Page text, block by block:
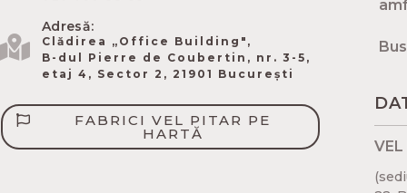
Adresă:
Clădirea „Office Building",
B-dul Pierre de Coubertin​, nr. 3-5,
etaj 4, Sector 2, 21901 București
FABRICI VEL PITAR PE
HARTĂ
VEL